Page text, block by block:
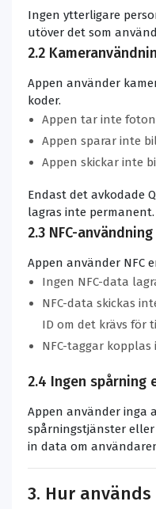
Ingen ytterligare
utöver det som
2.2
Appen använder
koder.
Appen tar inte foton
Appen sparar inte
Appen skickar inte
Endast det avkodade
lagras inte permanent.
2.3 NFC-användning
Appen använder NFC
Ingen NFC-data
NFC-data skickas
ID om det krävs för
NFC-taggar
2.4 Ingen spårning
Appen använder inga
spårningstjänster eller
in data om
3. Hur